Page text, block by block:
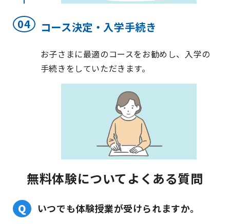
コース決定・入学手続き
お子さまに最適のコースをお勧めし、入学の
手続きをしていただきます。
無料体験についてよくある質問
いつでも体験授業が受けられますか。